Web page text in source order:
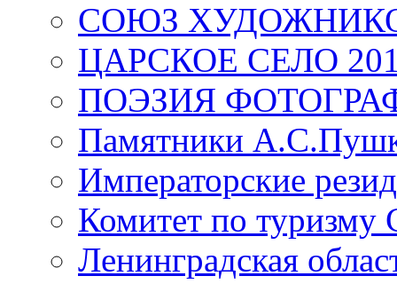
СОЮЗ
ЦАРСКОЕ СЕЛО
ПОЭЗИЯ
Памятники
Императорские
Комитет по туризму
Ленинградская